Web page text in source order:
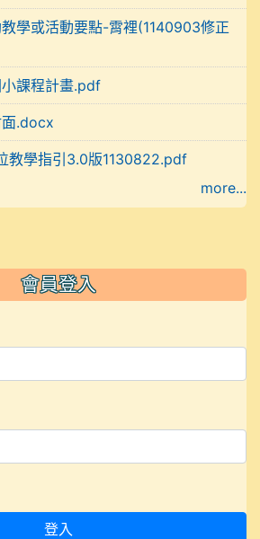
學或活動要點-霄裡(1140903修正
課程計畫.pdf
面.docx
教學指引3.0版1130822.pdf
more...
會員登入
登入